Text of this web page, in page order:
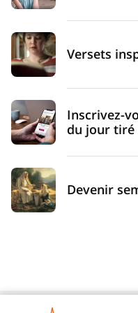
Versets
Inscrivez-
du jour tiré
Devenir